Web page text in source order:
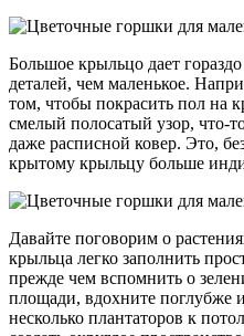
Большое крыльцо дает
деталей, чем маленькое.
том, чтобы покрасить пол на
смелый полосатый узор, что-
даже расписной ковер. Это,
крытому крыльцу больше
Давайте поговорим о
крыльца легко заполнить
прежде чем вспомнить о
площади, вдохните поглубже
несколько плантаторов к